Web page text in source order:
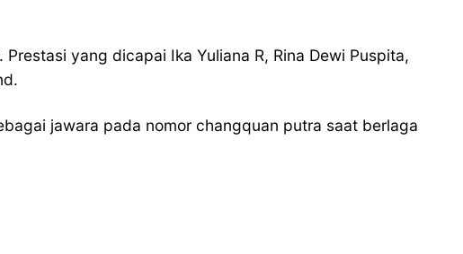
yang dicapai Ika Yuliana R, Rina Dewi Puspita,
jawara pada nomor changquan putra saat berlaga